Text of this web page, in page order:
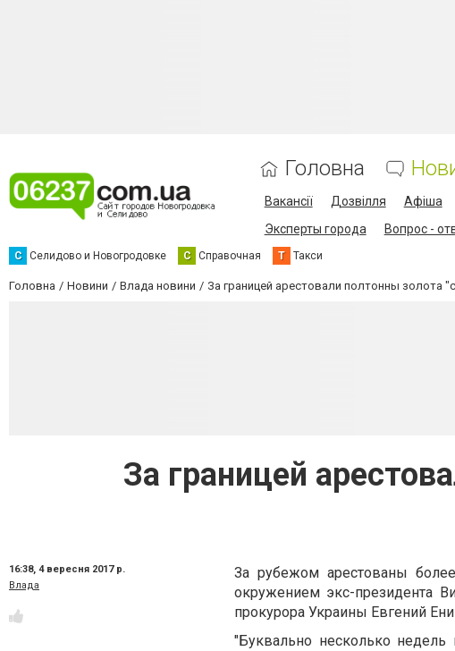
Головна
Вакансії Дозвілля Афіша
Эксперты города
Вопрос -
С Селидово и Новогродовке С Справочная Т Такси
Головна Новини Влада новини За границей арестовали полтонны золота
За границей
16:38, 4 вересня 2017 р.
Влада
За рубежом арестованы
окружением экс-президента
прокурора Украины Евгений
"Буквально несколько недель